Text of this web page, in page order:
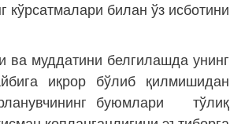
кўрсатмалари билан ўз исботини
ва муддатини белгилашда унинг
иқрор бўлиб қилмишидан
буюмлари тўлиқ